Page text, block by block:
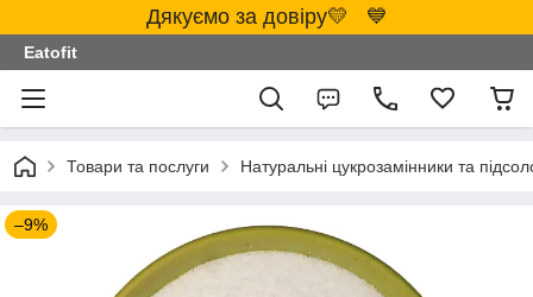
Дякуємо за довіру💛 💙
Eatofit
Товари та послуги Натуральні цукрозамінники та
–9%